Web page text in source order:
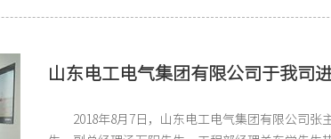
山东电工电气集团有限公司于我司
2018年8月7日，山东电工电气集团有限公司